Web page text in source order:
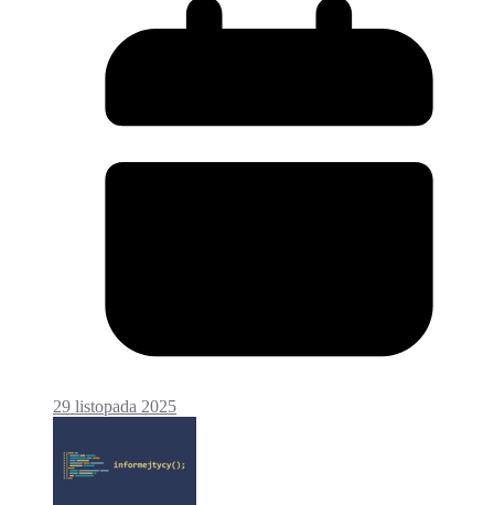
29 listopada 2025